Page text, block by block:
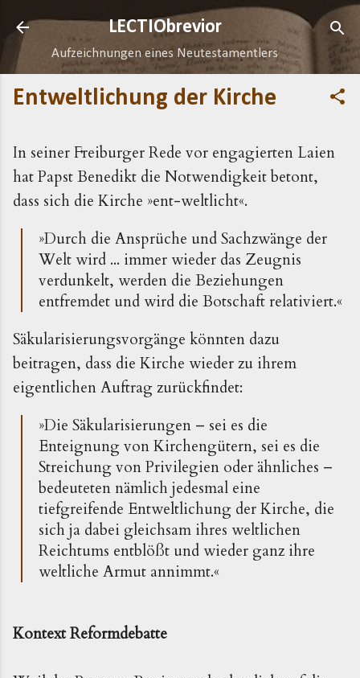
Direkt zum Hauptbereich
LECTIObrevior
Aufzeichnungen eines Neutestamentlers
Entweltlichung der Kirche
In seiner Freiburger Rede vor engagierten Laien
hat Papst Benedikt die Notwendigkeit betont,
dass sich die Kirche »ent-weltlicht«.
»Durch die Ansprüche und Sachzwänge der
Welt wird ... immer wieder das Zeugnis
verdunkelt, werden die Beziehungen
entfremdet und wird die Botschaft relativiert.«
Säkularisierungsvorgänge könnten dazu
beitragen, dass die Kirche wieder zu ihrem
eigentlichen Auftrag zurückfindet:
»Die Säkularisierungen – sei es die
Enteignung von Kirchengütern, sei es die
Streichung von Privilegien oder ähnliches –
bedeuteten nämlich jedesmal eine
tiefgreifende Entweltlichung der Kirche, die
sich ja dabei gleichsam ihres weltlichen
Reichtums entblößt und wieder ganz ihre
weltliche Armut annimmt.«
Kontext Reformdebatte